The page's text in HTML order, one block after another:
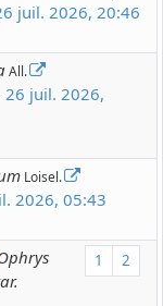
juil. 2026, 20:46
All.
26 juil. 2026,
Loisel.
2026, 05:43
1 2